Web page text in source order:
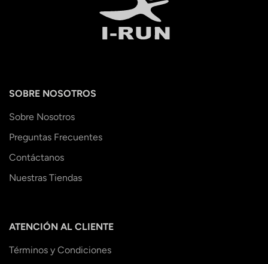
SOBRE NOSOTROS
Sobre Nosotros
Preguntas Frecuentes
Contáctanos
Nuestras Tiendas
ATENCIÓN AL CLIENTE
Términos y Condiciones